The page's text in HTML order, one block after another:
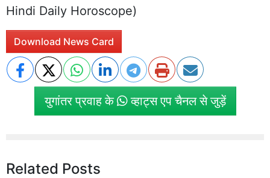
Hindi Daily Horoscope)
Download News Card
युगांतर प्रवाह के व्हाट्स एप चैनल से जुड़ें
Related Posts